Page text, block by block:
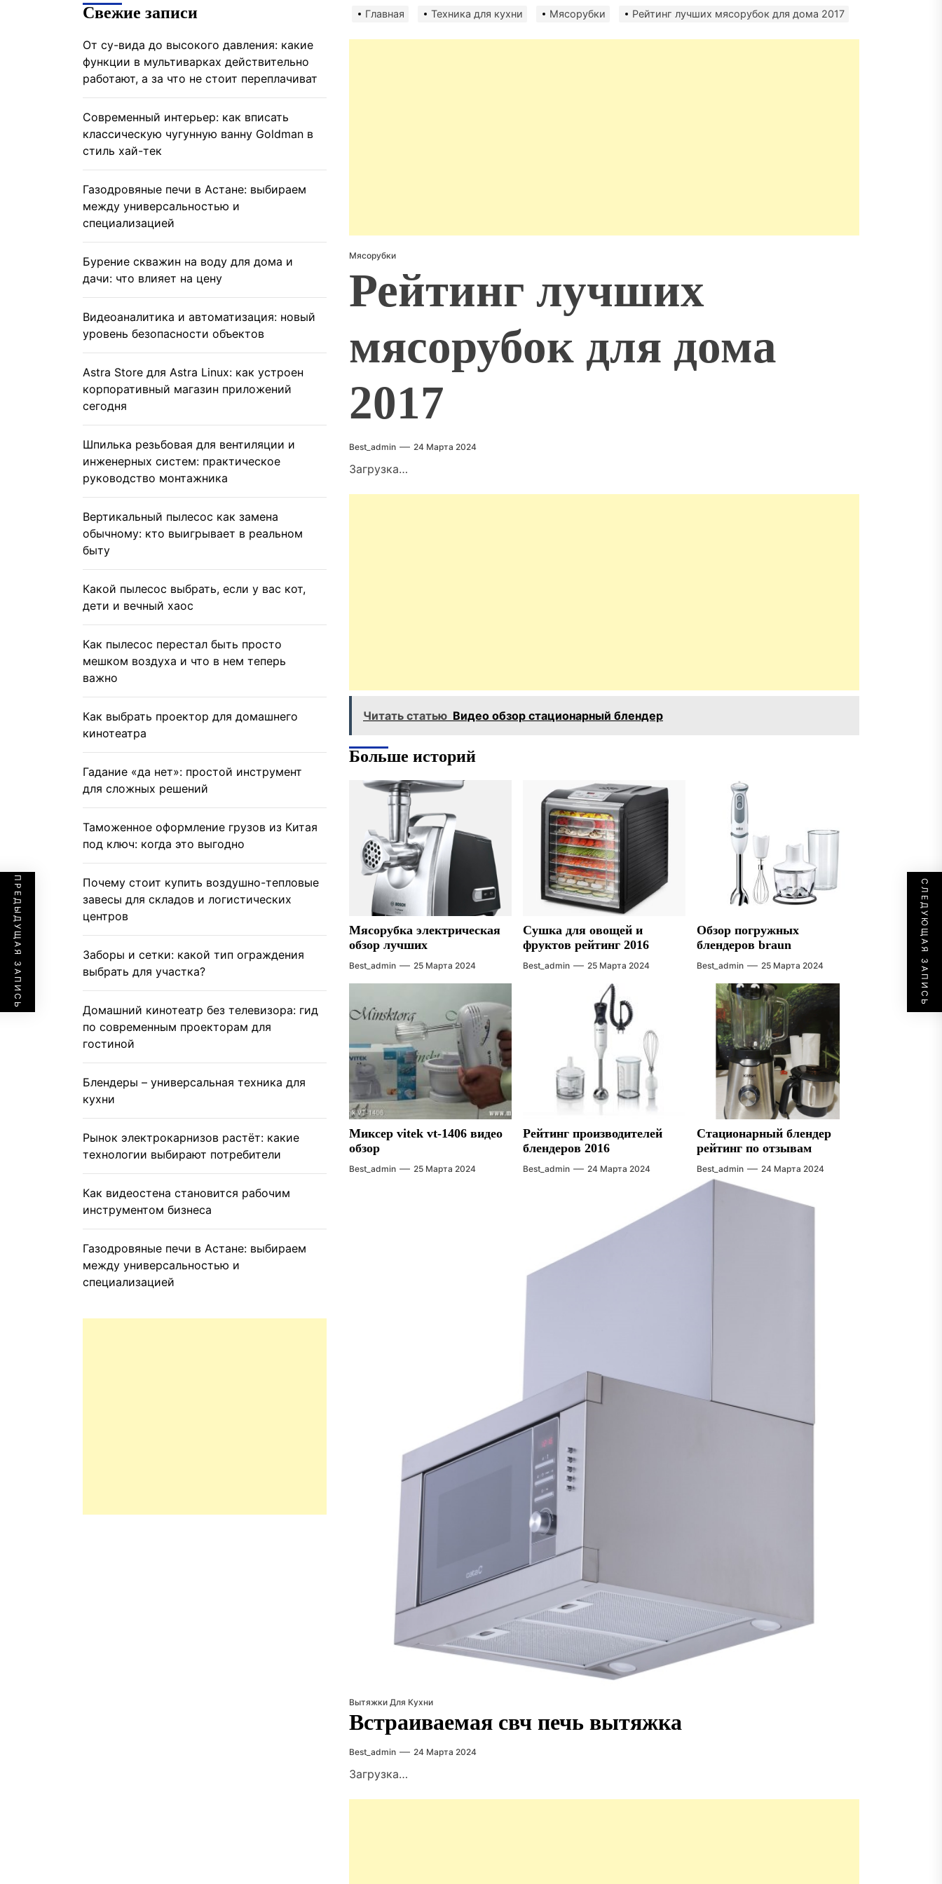
безопасности объектов
Главная Техника для кухни Мясорубки Рейтинг лучших мясорубок для дома 2017
Мясорубки
Рейтинг лучших
мясорубок для дома
2017
Best_admin 24 Марта 2024
Загрузка…
Читать статью Видео обзор стационарный блендер
ПРЕДЫДУЩАЯ ЗАПИСЬ СЛЕДУЮЩАЯ ЗАПИСЬ
Больше историй
Мясорубка электрическая
обзор лучших
Best_admin 25 Марта 2024
Сушка для овощей и
фруктов рейтинг 2016
Best_admin 25 Марта 2024
Обзор погружных
блендеров braun
Best_admin 25 Марта 2024
Миксер vitek vt-1406 видео
обзор
Best_admin 25 Марта 2024
Рейтинг производителей
блендеров 2016
Best_admin 24 Марта 2024
Стационарный блендер
рейтинг по отзывам
Best_admin 24 Марта 2024
Вытяжки Для Кухни
Встраиваемая свч печь вытяжка
Best_admin 24 Марта 2024
Загрузка…
Свежие записи
От су-вида до высокого давления: какие
функции в мультиварках действительно
работают, а за что не стоит переплачиват
Современный интерьер: как вписать
классическую чугунную ванну Goldman в
стиль хай-тек
Газодровяные печи в Астане: выбираем
между универсальностью и
специализацией
Бурение скважин на воду для дома и
дачи: что влияет на цену
Видеоаналитика и автоматизация: новый
уровень безопасности объектов
Astra Store для Astra Linux: как устроен
корпоративный магазин приложений
сегодня
Шпилька резьбовая для вентиляции и
инженерных систем: практическое
руководство монтажника
Вертикальный пылесос как замена
обычному: кто выигрывает в реальном
быту
Какой пылесос выбрать, если у вас кот,
дети и вечный хаос
Как пылесос перестал быть просто
мешком воздуха и что в нем теперь
важно
Как выбрать проектор для домашнего
кинотеатра
Гадание «да нет»: простой инструмент
для сложных решений
Таможенное оформление грузов из Китая
под ключ: когда это выгодно
Почему стоит купить воздушно-тепловые
завесы для складов и логистических
центров
Заборы и сетки: какой тип ограждения
выбрать для участка?
Домашний кинотеатр без телевизора: гид
по современным проекторам для
гостиной
Блендеры – универсальная техника для
кухни
Рынок электрокарнизов растёт: какие
технологии выбирают потребители
Как видеостена становится рабочим
инструментом бизнеса
Газодровяные печи в Астане: выбираем
между универсальностью и
специализацией